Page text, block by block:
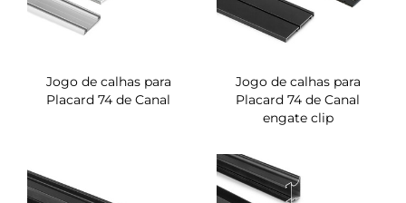
Jogo de calhas para
Placard 74 de Canal
Jogo de calhas para
Placard 74 de Canal
engate clip